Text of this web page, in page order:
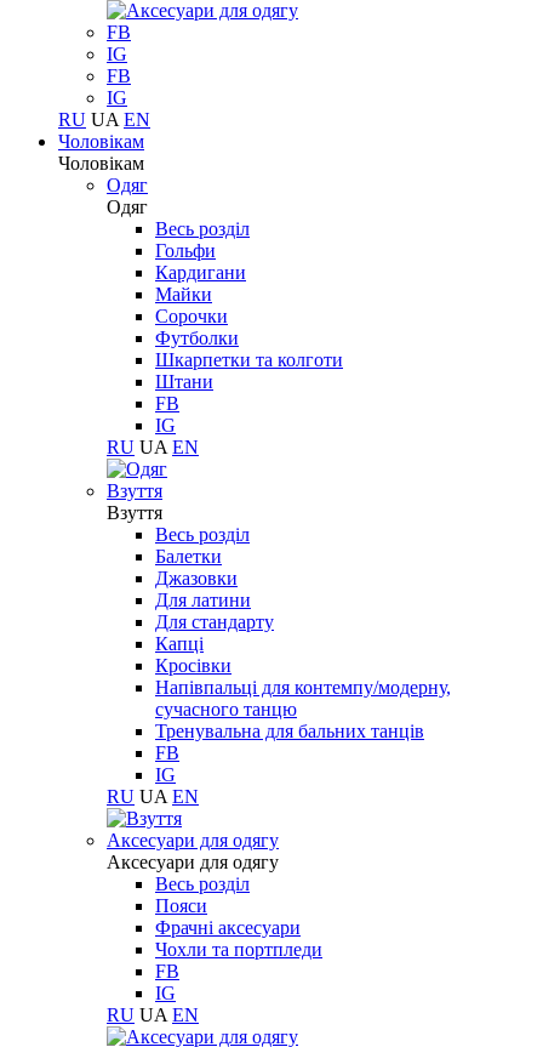
FB
IG
FB
IG
RU UA EN
Чоловікам
Чоловікам
Одяг
Одяг
Весь розділ
Гольфи
Кардигани
Майки
Сорочки
Футболки
Шкарпетки та колготи
Штани
FB
IG
RU UA EN
Взуття
Взуття
Весь розділ
Балетки
Джазовки
Для латини
Для стандарту
Капці
Кросівки
Напівпальці для контемпу/модерну,
сучасного танцю
Тренувальна для бальних танців
FB
IG
RU UA EN
Aксесуари для одягу
Aксесуари для одягу
Весь розділ
Пояси
Фрачні аксесуари
Чохли та портпледи
FB
IG
RU UA EN